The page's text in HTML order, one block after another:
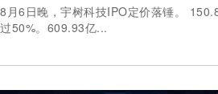
8月6日晚，宇树科技IPO定价落锤。 150.80元/股——这个数字比市场普遍预期的100元高出超
过50%。609.93亿...